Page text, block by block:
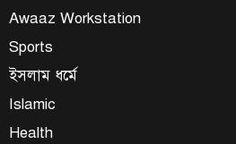
Awaaz Workstation
Sports
ইসলাম ধর্মে
Islamic
Health